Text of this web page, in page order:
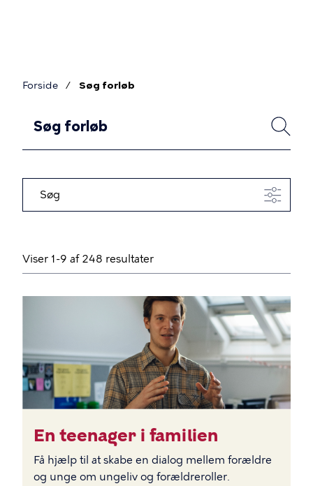
Forside Søg forløb
SØG
Søg
Viser 1-9 af 248 resultater
En teenager i familien
Få hjælp til at skabe en dialog mellem forældre
og unge om ungeliv og forældreroller.